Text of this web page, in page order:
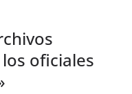
oficiales